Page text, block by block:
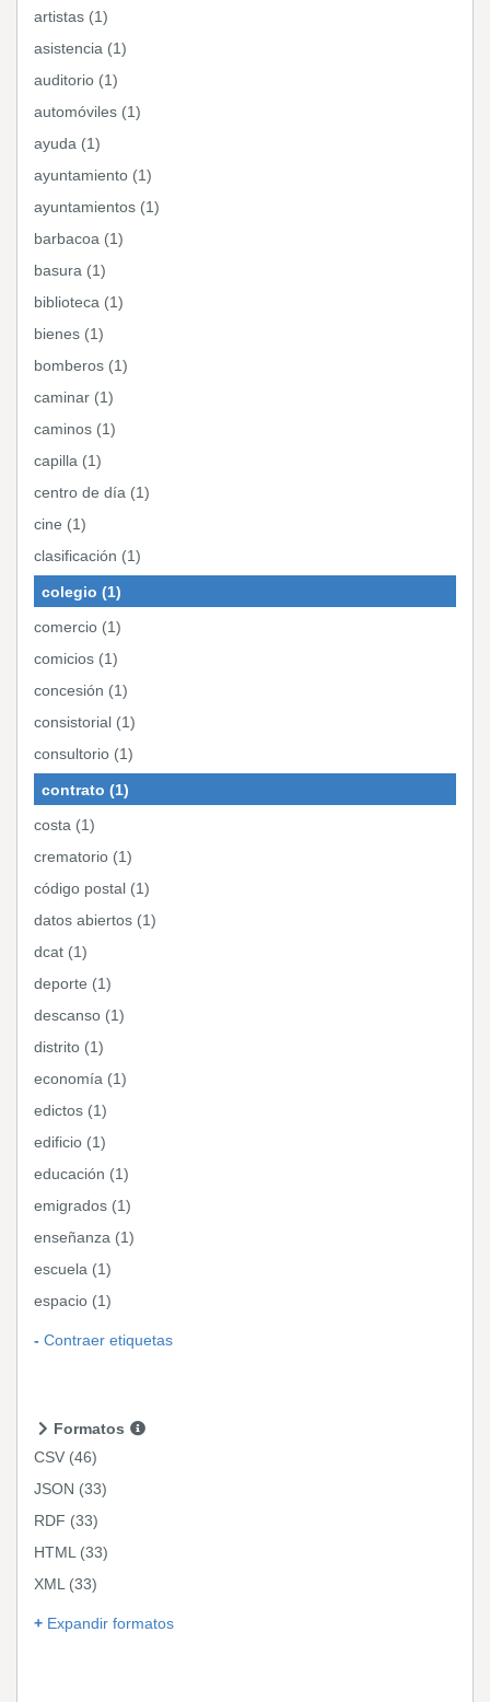
artistas (1)
asistencia (1)
auditorio (1)
automóviles (1)
ayuda (1)
ayuntamiento (1)
ayuntamientos (1)
barbacoa (1)
basura (1)
biblioteca (1)
bienes (1)
bomberos (1)
caminar (1)
caminos (1)
capilla (1)
centro de día (1)
cine (1)
clasificación (1)
colegio (1)
comercio (1)
comicios (1)
concesión (1)
consistorial (1)
consultorio (1)
contrato (1)
costa (1)
crematorio (1)
código postal (1)
datos abiertos (1)
dcat (1)
deporte (1)
descanso (1)
distrito (1)
economía (1)
edictos (1)
edificio (1)
educación (1)
emigrados (1)
enseñanza (1)
escuela (1)
espacio (1)
Contraer etiquetas
Formatos
CSV (46)
JSON (33)
RDF (33)
HTML (33)
XML (33)
Expandir formatos